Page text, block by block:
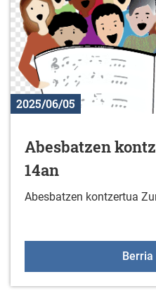
2025/06/05
Abesbatzen
14an
Abesbatzen kontzertua